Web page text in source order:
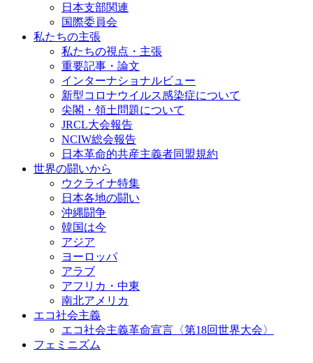
日本支部関連
国際委員会
私たちの主張
私たちの視点・主張
重要記事・論文
インターナショナルビュー
新型コロナウイルス感染症について
尖閣・領土問題について
JRCL大会報告
NCIW総会報告
日本革命的共産主義者同盟規約
世界の闘いから
ウクライナ特集
日本各地の闘い
沖縄闘争
韓国は今
アジア
ヨーロッパ
アラブ
アフリカ・中東
南北アメリカ
エコ社会主義
エコ社会主義革命宣言〈第18回世界大会〉
フェミニズム